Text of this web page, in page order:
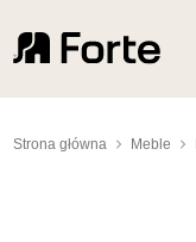
Strona główna Meble